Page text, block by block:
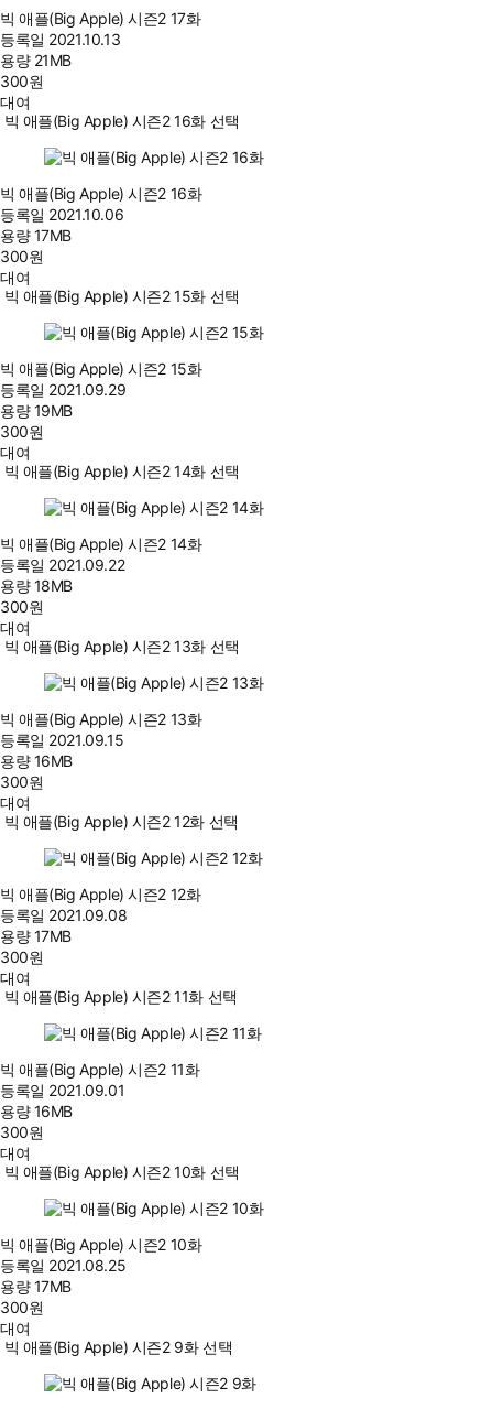
빅 애플(Big Apple) 시즌2 17화
등록일 2021.10.13
용량 21MB
300원
대여
빅 애플(Big Apple) 시즌2 16화 선택
빅 애플(Big Apple) 시즌2 16화
등록일 2021.10.06
용량17MB
300원
대여
빅 애플(Big Apple) 시즌2 15화 선택
빅 애플(Big Apple) 시즌2 15화
등록일 2021.09.29
용량19MB
300원
대여
빅 애플(Big Apple) 시즌2 14화 선택
빅 애플(Big Apple) 시즌2 14화
등록일 2021.09.22
용량18MB
300원
대여
빅 애플(Big Apple) 시즌2 13화 선택
빅 애플(Big Apple) 시즌2 13화
등록일 2021.09.15
용량16MB
300원
대여
빅 애플(Big Apple) 시즌2 12화 선택
빅 애플(Big Apple) 시즌2 12화
등록일 2021.09.08
용량17MB
300원
대여
빅 애플(Big Apple) 시즌2 11화 선택
빅 애플(Big Apple) 시즌2 11화
등록일 2021.09.01
용량16MB
300원
대여
빅 애플(Big Apple) 시즌2 10화 선택
빅 애플(Big Apple) 시즌2 10화
등록일 2021.08.25
용량17MB
300원
대여
빅 애플(Big Apple) 시즌2 9화 선택